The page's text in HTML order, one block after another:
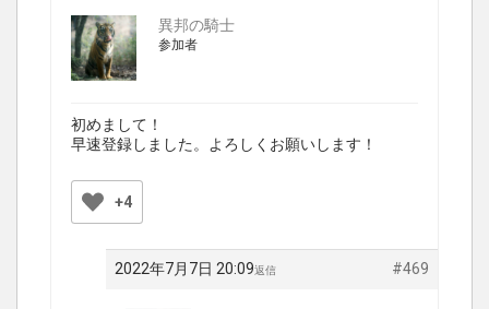
異邦の騎士
参加者
初めまして！
早速登録しました。よろしくお願いします！
+4
2022年7月7日 20:09 #469
返信